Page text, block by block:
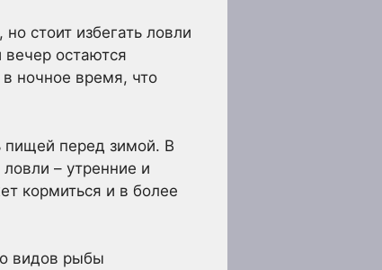
стоит избегать ловли
остаются
ночное время, что
пищей перед зимой. В
– утренние и
кормиться и в более
видов рыбы